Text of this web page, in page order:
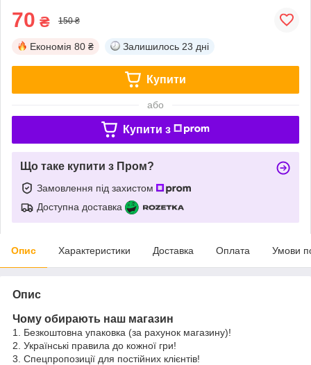
70 ₴ 150 ₴
Економія 80 ₴ Залишилось 23 дні
Купити
або
Купити з
Що таке купити з Пром?
Замовлення під захистом
Доступна доставка
Опис Характеристики Доставка Оплата Умови
Опис
Чому обирають наш магазин
1. Безкоштовна упаковка (за рахунок магазину)!
2. Українські правила до кожної гри!
3. Спецпропозиції для постійних клієнтів!